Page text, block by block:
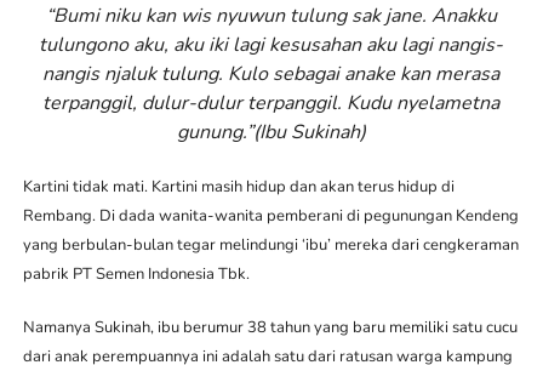
“Bumi niku kan wis nyuwun tulung sak jane. Anakku
tulungono aku, aku iki lagi kesusahan aku lagi nangis-
nangis njaluk tulung. Kulo sebagai anake kan merasa
terpanggil, dulur-dulur terpanggil. Kudu nyelametna
gunung.”(Ibu Sukinah)
Kartini tidak mati. Kartini masih hidup dan akan terus hidup di
Rembang. Di dada wanita-wanita pemberani di pegunungan Kendeng
yang berbulan-bulan tegar melindungi ‘ibu’ mereka dari cengkeraman
pabrik PT Semen Indonesia Tbk.
Namanya Sukinah, ibu berumur 38 tahun yang baru memiliki satu cucu
dari anak perempuannya ini adalah satu dari ratusan warga kampung